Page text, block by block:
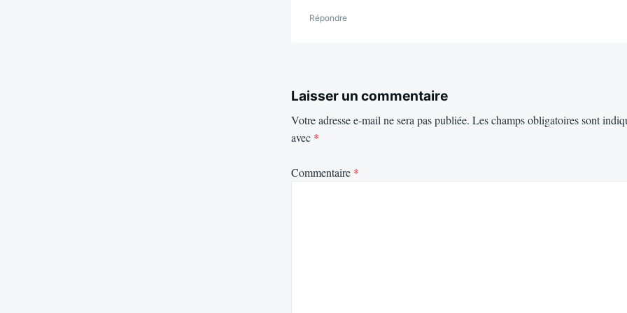
Répondre
Laisser un commentaire
Votre adresse e-mail ne sera pas publiée. Les champs obligatoires sont
avec *
Commentaire *